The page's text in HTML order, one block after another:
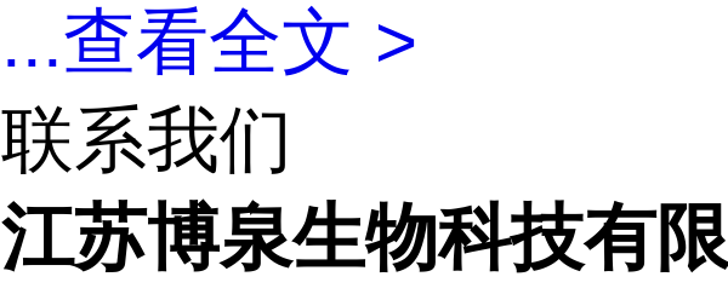
...查看全文 >
联系我们
江苏博泉生物科技有